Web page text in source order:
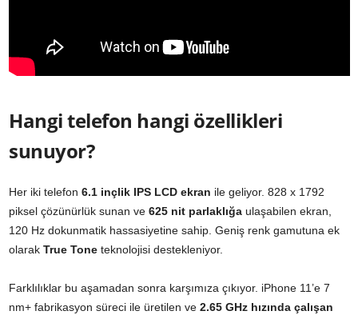
Hangi telefon hangi özellikleri
sunuyor?
Her iki telefon 6.1 inçlik IPS LCD ekran ile geliyor. 828 x 1792
piksel çözünürlük sunan ve 625 nit parlaklığa ulaşabilen ekran,
120 Hz dokunmatik hassasiyetine sahip. Geniş renk gamutuna ek
olarak True Tone teknolojisi destekleniyor.
Farklılıklar bu aşamadan sonra karşımıza çıkıyor. iPhone 11’e 7
nm+ fabrikasyon süreci ile üretilen ve 2.65 GHz hızında çalışan